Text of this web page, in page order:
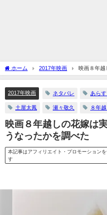
ホーム 2017年映画
映画８年越
たかを調べた
2017年映画 ネタバレ あらす
土屋太鳳 瀬々敬久 ８年
映画８年越しの花嫁は
うなったかを調べた
本記事はアフィリエイト・プロモーションを
す